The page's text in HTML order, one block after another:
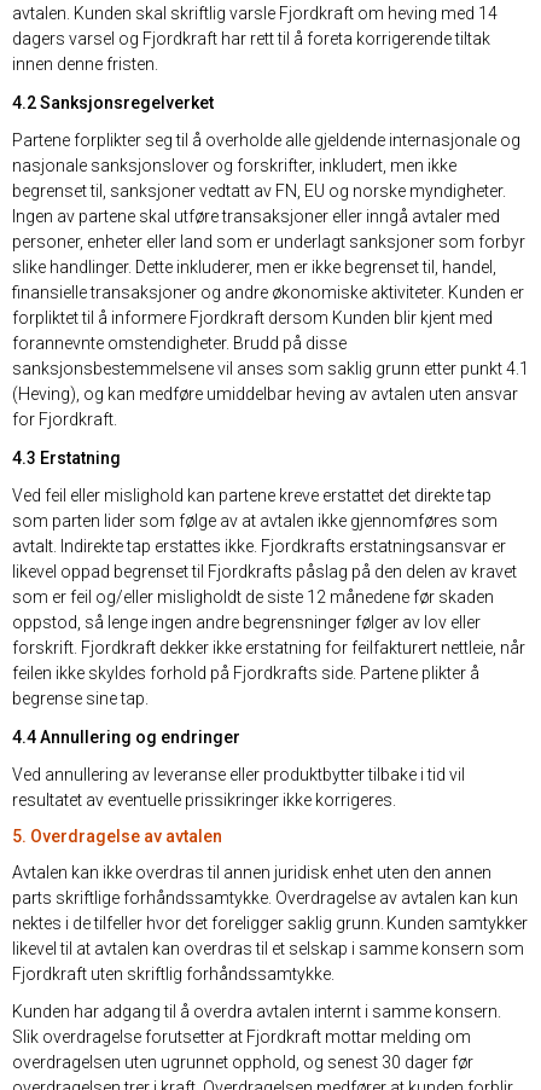
avtalen. Kunden skal skriftlig varsle Fjordkraft om heving med 14
dagers varsel og Fjordkraft har rett til å foreta korrigerende tiltak
innen denne fristen.
4.2 Sanksjonsregelverket
Partene forplikter seg til å overholde alle gjeldende internasjonale og
nasjonale sanksjonslover og forskrifter, inkludert, men ikke
begrenset til, sanksjoner vedtatt av FN, EU og norske myndigheter.
Ingen av partene skal utføre transaksjoner eller inngå avtaler med
personer, enheter eller land som er underlagt sanksjoner som forbyr
slike handlinger. Dette inkluderer, men er ikke begrenset til, handel,
finansielle transaksjoner og andre økonomiske aktiviteter. Kunden er
forpliktet til å informere Fjordkraft dersom Kunden blir kjent med
forannevnte omstendigheter. Brudd på disse
sanksjonsbestemmelsene vil anses som saklig grunn etter punkt 4.1
(Heving), og kan medføre umiddelbar heving av avtalen uten ansvar
for Fjordkraft.
4.3 Erstatning
Ved feil eller mislighold kan partene kreve erstattet det direkte tap
som parten lider som følge av at avtalen ikke gjennomføres som
avtalt. Indirekte tap erstattes ikke. Fjordkrafts erstatningsansvar er
likevel oppad begrenset til Fjordkrafts påslag på den delen av kravet
som er feil og/eller misligholdt de siste 12 månedene før skaden
oppstod, så lenge ingen andre begrensninger følger av lov eller
forskrift. Fjordkraft dekker ikke erstatning for feilfakturert nettleie, når
feilen ikke skyldes forhold på Fjordkrafts side. Partene plikter å
begrense sine tap.
4.4 Annullering og endringer
Ved annullering av leveranse eller produktbytter tilbake i tid vil
resultatet av eventuelle prissikringer ikke korrigeres.
5. Overdragelse av avtalen
Avtalen kan ikke overdras til annen juridisk enhet uten den annen
parts skriftlige forhåndssamtykke. Overdragelse av avtalen kan kun
nektes i de tilfeller hvor det foreligger saklig grunn. Kunden samtykker
likevel til at avtalen kan overdras til et selskap i samme konsern som
Fjordkraft uten skriftlig forhåndssamtykke.
Kunden har adgang til å overdra avtalen internt i samme konsern.
Slik overdragelse forutsetter at Fjordkraft mottar melding om
overdragelsen uten ugrunnet opphold, og senest 30 dager før